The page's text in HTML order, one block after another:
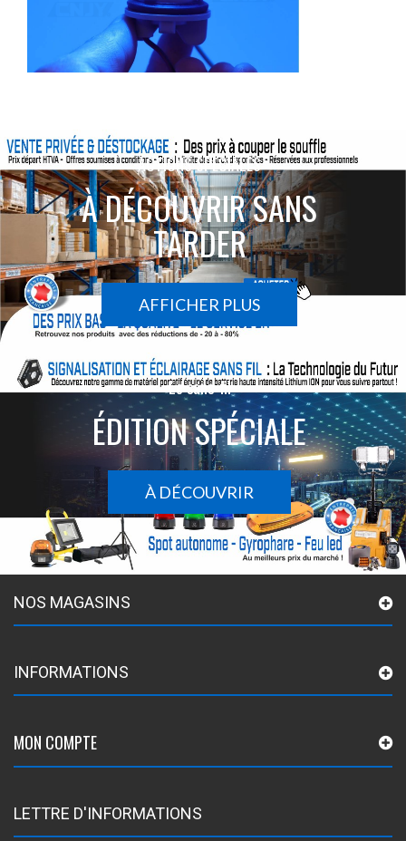
ACTIONS SPÉCIALES
À DÉCOUVRIR SANS
TARDER
AFFICHER PLUS
Le sans-fil
ÉDITION SPÉCIALE
À DÉCOUVRIR
NOS MAGASINS
INFORMATIONS
MON COMPTE
LETTRE D'INFORMATIONS